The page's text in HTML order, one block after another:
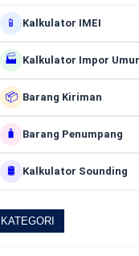
📱 Kalkulator IMEI
🏭 Kalkulator Impor
📦 Barang Kiriman
🧳 Barang Penumpang
🛢️ Kalkulator Sounding
KATEGORI